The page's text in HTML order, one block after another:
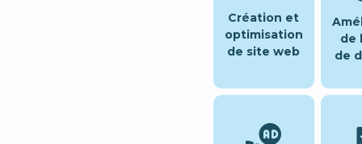
Création et
optimisation
de site web
de
de